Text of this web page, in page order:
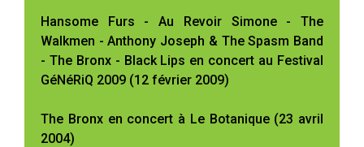
Hansome Furs - Au Revoir Simone - The
Walkmen - Anthony Joseph & The Spasm Band
- The Bronx - Black Lips en concert au Festival
GéNéRiQ 2009 (12 février 2009)
The Bronx en concert à Le Botanique (23 avril
2004)